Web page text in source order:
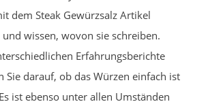
dem Steak Gewürzsalz Artikel
wissen, wovon sie schreiben.
Erfahrungsberichte
Sie darauf, ob das Würzen einfach ist
ist ebenso unter allen Umständen